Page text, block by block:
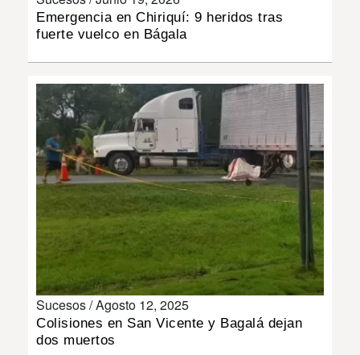
INSÓLITAS
MULTIMEDIA
IMPRESO
Emergencia en Chiriquí: 9 heridos tras
fuerte vuelco en Bágala
Sucesos /Agosto 12, 2025
Colisiones en San Vicente y Bagalá dejan
dos muertos